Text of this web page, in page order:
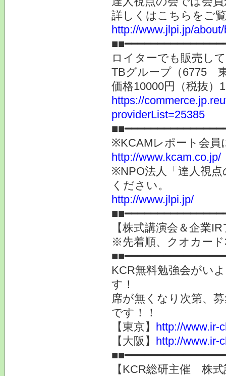
詳しくはこちらをご
http://www.jlpi.jp/
ロイターでも販売し
TBグループ（6775
価格10000円（税抜）
https://
providerList=25385
※KCAMレポート会員
http://www.kcam.co.jp/
※NPO法人「達人視
ください。
http://www.jlpi.jp/
【株式講演会＆企業
※先着順、クオカ
KCR無料勉強会がい
す！
席が無くなり次第、
です！！
【東京】 http://www.ir-
【大阪】 http://www.ir-
【KCR総研主催 株